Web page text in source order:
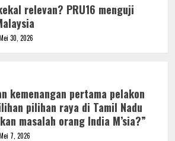
relevan? PRU16 menguji
30, 2026
kemenangan pertama pelakon
pilihan raya di Tamil Nadu
masalah orang India M’sia?”
7, 2026